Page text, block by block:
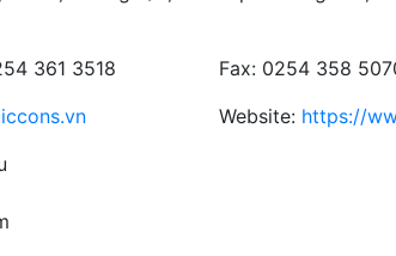
361 3518
Fax: 0254 358
Website: https://